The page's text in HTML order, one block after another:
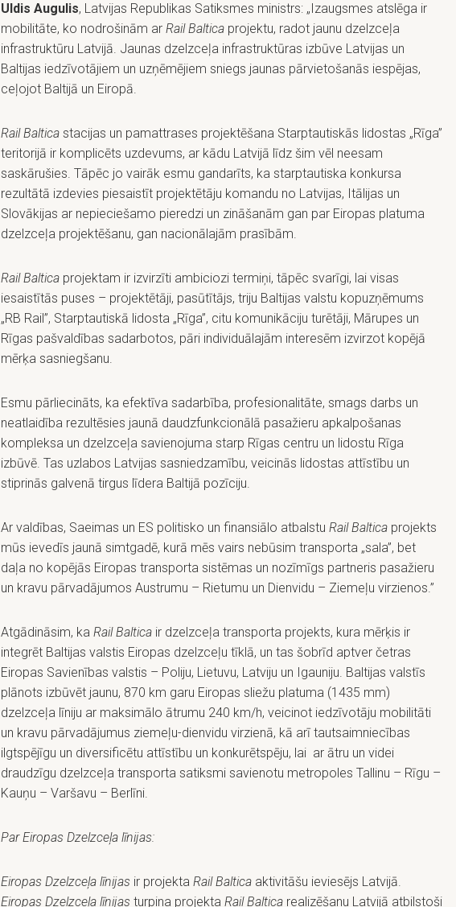
Uldis Augulis, Latvijas Republikas Satiksmes ministrs: „Izaugsmes atslēga ir
mobilitāte, ko nodrošinām ar Rail Baltica projektu, radot jaunu dzelzceļa
infrastruktūru Latvijā. Jaunas dzelzceļa infrastruktūras izbūve Latvijas un
Baltijas iedzīvotājiem un uzņēmējiem sniegs jaunas pārvietošanās iespējas,
ceļojot Baltijā un Eiropā.
Rail Baltica stacijas un pamattrases projektēšana Starptautiskās lidostas „Rīga”
teritorijā ir komplicēts uzdevums, ar kādu Latvijā līdz šim vēl neesam
saskārušies. Tāpēc jo vairāk esmu gandarīts, ka starptautiska konkursa
rezultātā izdevies piesaistīt projektētāju komandu no Latvijas, Itālijas un
Slovākijas ar nepieciešamo pieredzi un zināšanām gan par Eiropas platuma
dzelzceļa projektēšanu, gan nacionālajām prasībām.
Rail Baltica projektam ir izvirzīti ambiciozi termiņi, tāpēc svarīgi, lai visas
iesaistītās puses – projektētāji, pasūtītājs, triju Baltijas valstu kopuzņēmums
„RB Rail”, Starptautiskā lidosta „Rīga”, citu komunikāciju turētāji, Mārupes un
Rīgas pašvaldības sadarbotos, pāri individuālajām interesēm izvirzot kopējā
mērķa sasniegšanu.
Esmu pārliecināts, ka efektīva sadarbība, profesionalitāte, smags darbs un
neatlaidība rezultēsies jaunā daudzfunkcionālā pasažieru apkalpošanas
kompleksa un dzelzceļa savienojuma starp Rīgas centru un lidostu Rīga
izbūvē. Tas uzlabos Latvijas sasniedzamību, veicinās lidostas attīstību un
stiprinās galvenā tirgus līdera Baltijā pozīciju.
Ar valdības, Saeimas un ES politisko un finansiālo atbalstu Rail Baltica projekts
mūs ievedīs jaunā simtgadē, kurā mēs vairs nebūsim transporta „sala”, bet
daļa no kopējās Eiropas transporta sistēmas un nozīmīgs partneris pasažieru
un kravu pārvadājumos Austrumu – Rietumu un Dienvidu – Ziemeļu virzienos.”
Atgādināsim, ka Rail Baltica ir dzelzceļa transporta projekts, kura mērķis ir
integrēt Baltijas valstis Eiropas dzelzceļu tīklā, un tas šobrīd aptver četras
Eiropas Savienības valstis – Poliju, Lietuvu, Latviju un Igauniju. Baltijas valstīs
plānots izbūvēt jaunu, 870 km garu Eiropas sliežu platuma (1435 mm)
dzelzceļa līniju ar maksimālo ātrumu 240 km/h, veicinot iedzīvotāju mobilitāti
un kravu pārvadājumus ziemeļu-dienvidu virzienā, kā arī tautsaimniecības
ilgtspējīgu un diversificētu attīstību un konkurētspēju, lai ar ātru un videi
draudzīgu dzelzceļa transporta satiksmi savienotu metropoles Tallinu – Rīgu –
Kauņu – Varšavu – Berlīni.
Par Eiropas Dzelzceļa līnijas:
Eiropas Dzelzceļa līnijas ir projekta Rail Baltica aktivitāšu ieviesējs Latvijā.
Eiropas Dzelzceļa līnijas turpina projekta Rail Baltica realizēšanu Latvijā atbilstoši